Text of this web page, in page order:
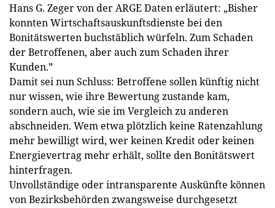
Hans G. Zeger von der ARGE Daten erläutert: „Bisher
konnten Wirtschaftsauskunftsdienste bei den
Bonitätswerten buchstäblich würfeln. Zum Schaden
der Betroffenen, aber auch zum Schaden ihrer
Kunden.”
Damit sei nun Schluss: Betroffene sollen künftig nicht
nur wissen, wie ihre Bewertung zustande kam,
sondern auch, wie sie im Vergleich zu anderen
abschneiden. Wem etwa plötzlich keine Ratenzahlung
mehr bewilligt wird, wer keinen Kredit oder keinen
Energievertrag mehr erhält, sollte den Bonitätswert
hinterfragen.
Unvollständige oder intransparente Auskünfte können
von Bezirksbehörden zwangsweise durchgesetzt